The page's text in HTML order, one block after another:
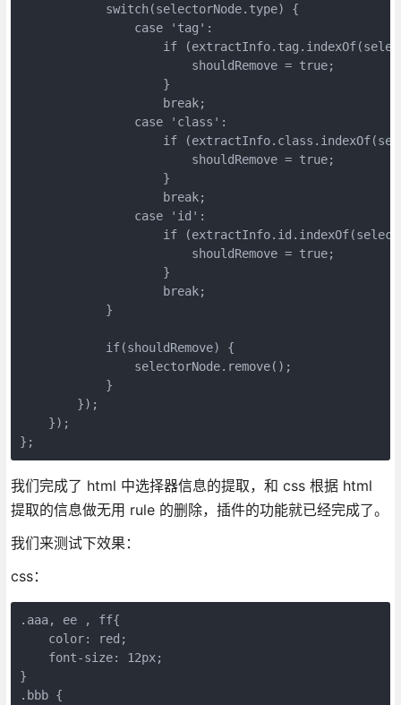
            switch(selectorNode.type) {
                case 'tag':
if
                        shouldRemove = true;
                    }
                    break;
                case 'class':
if
                        shouldRemove = true;
                    }
                    break;
                case 'id':
if
                        shouldRemove = true;
                    }
                    break;
            }
            if(shouldRemove) {
                selectorNode.remove();
            }
        });
    });
};
我们完成了 html 中选择器信息的提取，和 css 根据 html
提取的信息做无用 rule 的删除，插件的功能就已经完成了。
我们来测试下效果：
css：
.aaa, ee , ff{
    color: red;
    font-size: 12px;
}
.bbb {